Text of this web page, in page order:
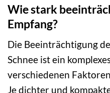
Wie stark
Empfang?
Die Beeinträchtigung
Schnee ist ein
verschiedenen
Je dichter und